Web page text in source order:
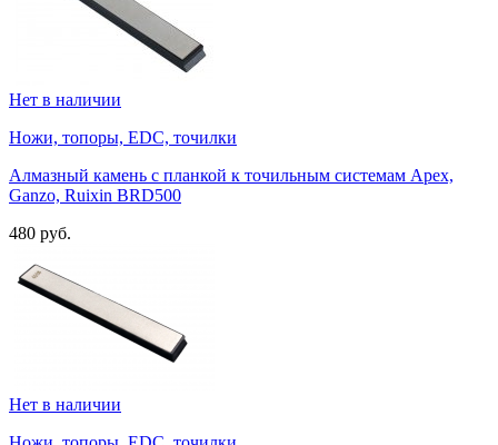
Нет в наличии
Ножи, топоры, EDC, точилки
Алмазный камень с планкой к точильным системам Apex,
Ganzo, Ruixin BRD500
480 руб.
Нет в наличии